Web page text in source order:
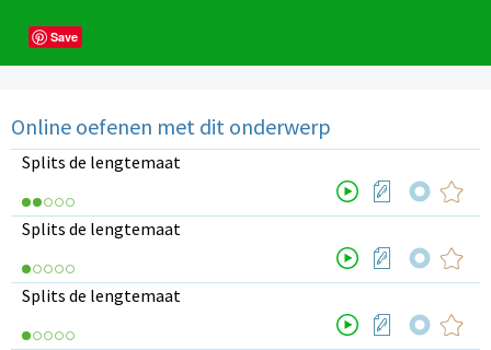
Save
Online oefenen met dit onderwerp
Splits de lengtemaat
Splits de lengtemaat
Splits de lengtemaat